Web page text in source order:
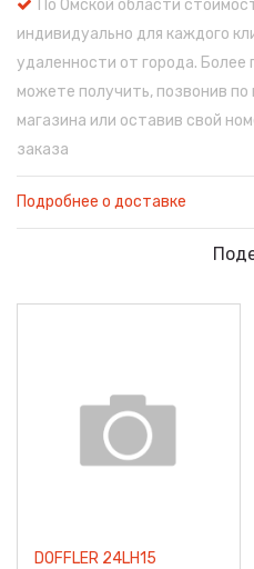
По Омской области
индивидуально для каждого
удаленности от города.
можете получить, позвонив
магазина или оставив свой
заказа
Подробнее о доставке
DOFFLER 24LH15